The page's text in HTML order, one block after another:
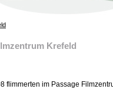
Krefeld
flimmerten im Passage